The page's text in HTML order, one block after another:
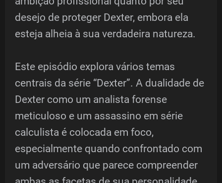
desejo de proteger Dexter, embora ela
esteja alheia à sua verdadeira natureza.
Este episódio explora vários temas
centrais da série “Dexter”. A dualidade de
Dexter como um analista forense
meticuloso e um assassino em série
calculista é colocada em foco,
especialmente quando confrontado com
um adversário que parece compreender